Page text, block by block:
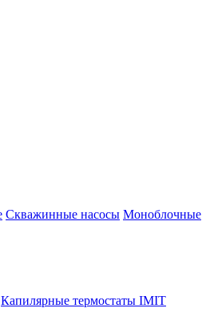
Скважинные насосы Моноблочные
Капилярные термостаты IMIT